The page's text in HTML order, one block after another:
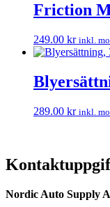
Friction
249.00 kr inkl.
289.00 kr inkl.
Nordic Auto Supply